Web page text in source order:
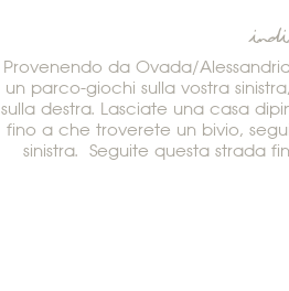
Provenendo da Ovada/
un parco-giochi sulla vostra
sulla destra. Lasciate una casa
fino a che troverete un bivio,
sinistra. Seguite questa strada